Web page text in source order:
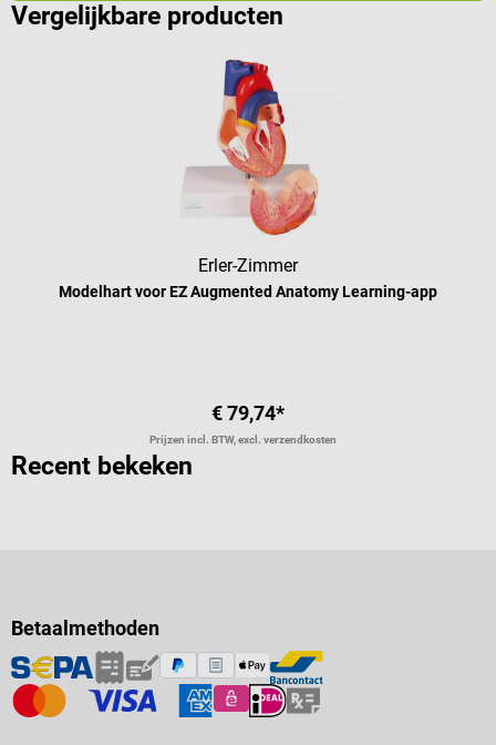
Vergelijkbare producten
Erler-Zimmer
Modelhart voor EZ Augmented Anatomy Learning-app
€ 79,74*
Prijzen incl. BTW, excl. verzendkosten
Recent bekeken
Betaalmethoden